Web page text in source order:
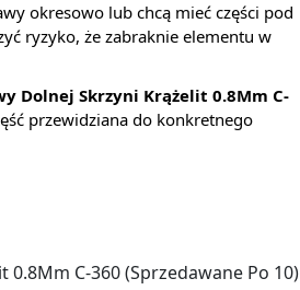
okresowo lub chcą mieć części pod
ryzyko, że zabraknie elementu w
Dolnej Skrzyni Krążelit 0.8Mm C-
przewidziana do konkretnego
C-360 (Sprzedawane Po 10)